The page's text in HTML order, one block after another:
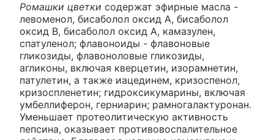
Ромашки цветки содержат эфирные масла -
левоменол, бисаболол оксид А, бисаболол
оксид В, бисаболол оксид А, камазулен,
спатуленол; флавоноиды - флавоновые
гликозиды, флавоноловые гликозиды,
агликоны, включая кверцетин, изорамнетин,
патулетин, а также иацединем, кризоспенол,
кризоспленетин; гидроксикумарины, включая
умбеллиферон, герниарин; рамногалактуронан.
Уменьшает протеолитическую активность
пепсина, оказывает противовоспалительное